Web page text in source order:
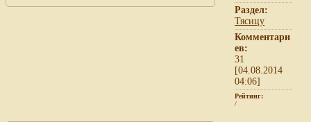
Раздел:
Тясицу
Комментари
ев:
31
[04.08.2014
04:06]
Рейтинг:
/